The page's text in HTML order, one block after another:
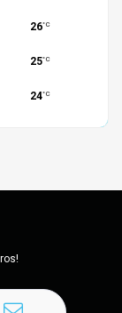
26°C
25°C
24°C